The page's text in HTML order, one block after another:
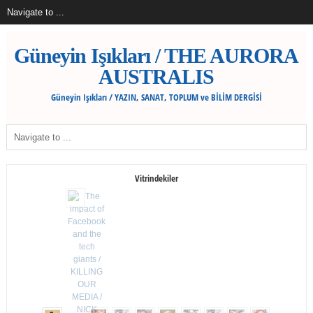
Güneyin Işıkları / THE AURORA
AUSTRALIS
Güneyin Işıkları / YAZIN, SANAT, TOPLUM ve BİLİM DERGİSİ
Vitrindekiler